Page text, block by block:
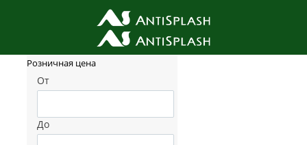
Фильтр товаров
Розничная цена
От
До